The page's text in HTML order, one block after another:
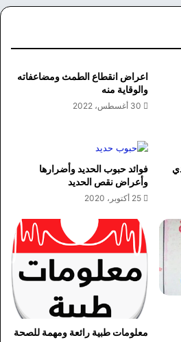
اعراض انقطاع الطمث ومضاعفاته
والوقاية منه
30 أغسطس، 2022
فوائد حبوب الحديد وأضرارها
وأعراض نقص الحديد
25 أكتوبر، 2020
معلومات طبية رائعة ومهمة للصحة